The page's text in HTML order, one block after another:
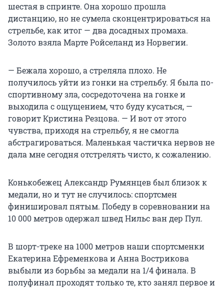
шестая в спринте. Она хорошо прошла
дистанцию, но не сумела сконцентрироваться на
стрельбе, как итог — два досадных промаха.
Золото взяла Марте Ройселанд из Норвегии.
— Бежала хорошо, а стреляла плохо. Не
получилось уйти из гонки на стрельбу. Я была по-
спортивному зла, сосредоточена на гонке и
выходила с ощущением, что буду кусаться, —
говорит Кристина Резцова. — И вот от этого
чувства, приходя на стрельбу, я не смогла
абстрагироваться. Маленькая частичка нервов не
дала мне сегодня отстрелять чисто, к сожалению.
Конькобежец Александр Румянцев был близок к
медали, но и тут не случилось: спортсмен
финишировал пятым. Победу в соревновании на
10 000 метров одержал швед Нильс ван дер Пул.
В шорт-треке на 1000 метров наши спортсменки
Екатерина Ефременкова и Анна Вострикова
выбыли из борьбы за медали на 1/4 финала. В
полуфинал проходят только те, кто занял первое и